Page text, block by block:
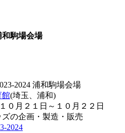
和駒場会場
2024 浦和駒場会場
館(埼玉、浦和)
０月２１日～１０月２２日
の企画・製造・販売
2024